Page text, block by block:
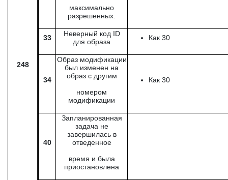
248
максимально
разрешенных.
33
Неверный код ID
для образа
Как 30
34
Образ модификации
был изменен на
образ с другим
номером
модификации
Как 30
40
Запланированная
задача не
завершилась в
отведенное
время и была
приостановлена